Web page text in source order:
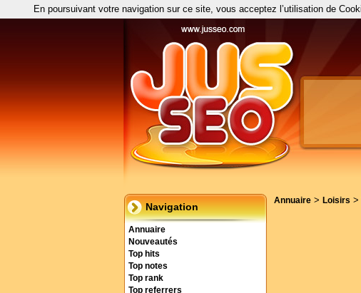
Navigation
Annuaire
Nouveautés
Top hits
Top notes
Top rank
Top referrers
Annuaire > Loisirs >
En poursuivant votre navigation sur ce site, vous acceptez l’utilisation de